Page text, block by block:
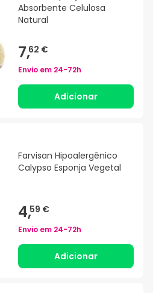
Absorbente Celulosa
Natural
7,62 €
Envio em 24-72h
Adicionar
Farvisan Hipoalergênico
Calypso Esponja Vegetal
4,59 €
Envio em 24-72h
Adicionar